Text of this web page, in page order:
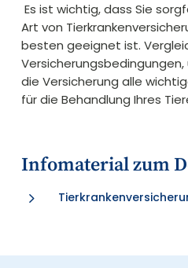
Es ist wichtig, dass Sie
Art von
besten geeignet ist.
die Versicherung alle
für die Behandlung Ihres
Infomaterial zum
5